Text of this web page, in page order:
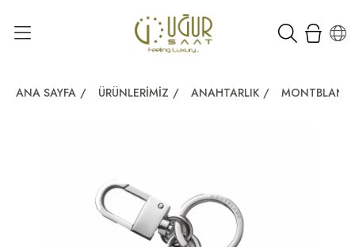
ANA SAYFA / ÜRÜNLERIMIZ / ANAHTARLIK /